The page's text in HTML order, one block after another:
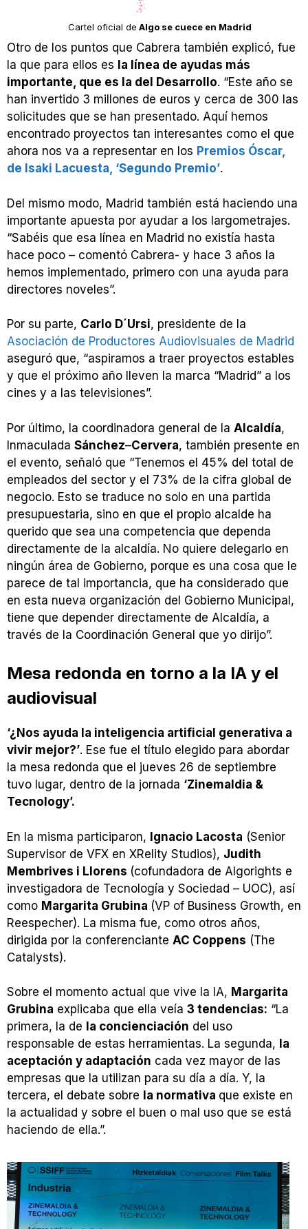
Cartel oficial de Algo se cuece en Madrid
Otro de los puntos que Cabrera también explicó, fue
la que para ellos es la línea de ayudas más
importante, que es la del Desarrollo. “Este año se
han invertido 3 millones de euros y cerca de 300 las
solicitudes que se han presentado. Aquí hemos
encontrado proyectos tan interesantes como el que
ahora nos va a representar en los Premios Óscar,
de Isaki Lacuesta, ‘Segundo Premio’.
Del mismo modo, Madrid también está haciendo una
importante apuesta por ayudar a los largometrajes.
“Sabéis que esa línea en Madrid no existía hasta
hace poco – comentó Cabrera- y hace 3 años la
hemos implementado, primero con una ayuda para
directores noveles”.
Por su parte, Carlo D´Ursi, presidente de la
Asociación de Productores Audiovisuales de Madrid
aseguró que, “aspiramos a traer proyectos estables
y que el próximo año lleven la marca “Madrid” a los
cines y a las televisiones”.
Por último, la coordinadora general de la Alcaldía,
Inmaculada Sánchez–Cervera, también presente en
el evento, señaló que “Tenemos el 45% del total de
empleados del sector y el 73% de la cifra global de
negocio. Esto se traduce no solo en una partida
presupuestaria, sino en que el propio alcalde ha
querido que sea una competencia que dependa
directamente de la alcaldía. No quiere delegarlo en
ningún área de Gobierno, porque es una cosa que le
parece de tal importancia, que ha considerado que
en esta nueva organización del Gobierno Municipal,
tiene que depender directamente de Alcaldía, a
través de la Coordinación General que yo dirijo”.
Mesa redonda en torno a la IA y el
audiovisual
‘¿Nos ayuda la inteligencia artificial generativa a
vivir mejor?’. Ese fue el título elegido para abordar
la mesa redonda que el jueves 26 de septiembre
tuvo lugar, dentro de la jornada ‘Zinemaldia &
Tecnology’.
En la misma participaron, Ignacio Lacosta (Senior
Supervisor de VFX en XRelity Studios), Judith
Membrives i Llorens (cofundadora de Algorights e
investigadora de Tecnología y Sociedad – UOC), así
como Margarita Grubina (VP of Business Growth, en
Reespecher). La misma fue, como otros años,
dirigida por la conferenciante AC Coppens (The
Catalysts).
Sobre el momento actual que vive la IA, Margarita
Grubina explicaba que ella veía 3 tendencias: “La
primera, la de la concienciación del uso
responsable de estas herramientas. La segunda, la
aceptación y adaptación cada vez mayor de las
empresas que la utilizan para su día a día. Y, la
tercera, el debate sobre la normativa que existe en
la actualidad y sobre el buen o mal uso que se está
haciendo de ella.”.